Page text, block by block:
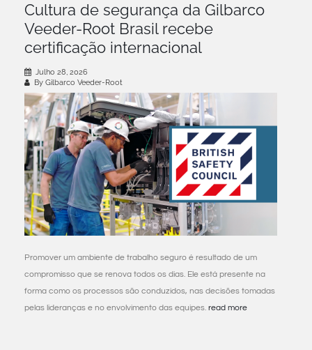
Cultura de segurança da Gilbarco
Veeder-Root Brasil recebe
certificação internacional
Julho 28, 2026
By Gilbarco Veeder-Root
Promover um ambiente de trabalho seguro é resultado de um
compromisso que se renova todos os dias. Ele está presente na
forma como os processos são conduzidos, nas decisões tomadas
pelas lideranças e no envolvimento das equipes. read more